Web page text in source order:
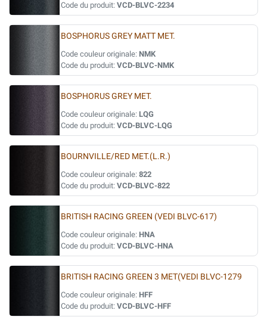
Code du produit: VCD-BLVC-2234
BOSPHORUS GREY MATT MET.
Code couleur originale: NMK
Code du produit: VCD-BLVC-NMK
BOSPHORUS GREY MET.
Code couleur originale: LQG
Code du produit: VCD-BLVC-LQG
BOURNVILLE/RED MET.(L.R.)
Code couleur originale: 822
Code du produit: VCD-BLVC-822
BRITISH RACING GREEN (VEDI BLVC-617)
Code couleur originale: HNA
Code du produit: VCD-BLVC-HNA
BRITISH RACING GREEN 3 MET(VEDI BLVC-1279
Code couleur originale: HFF
Code du produit: VCD-BLVC-HFF